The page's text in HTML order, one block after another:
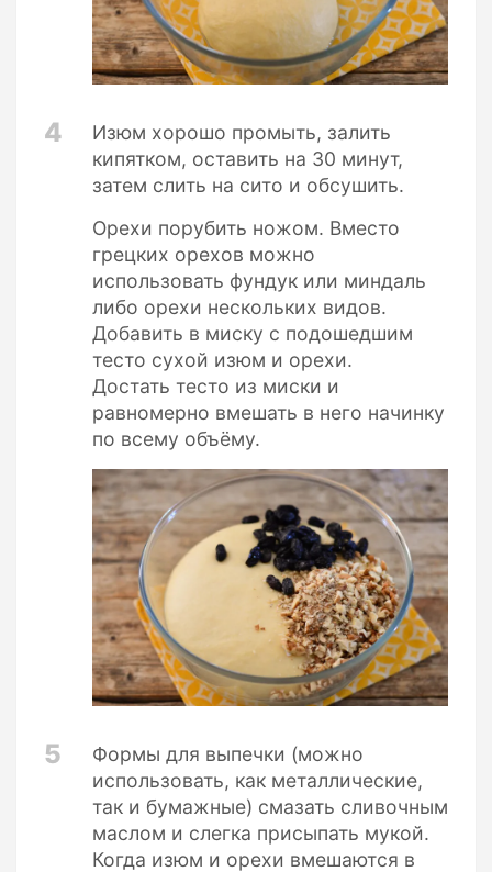
4
Изюм хорошо промыть, залить
кипятком, оставить на 30 минут,
затем слить на сито и обсушить.
Орехи порубить ножом. Вместо
грецких орехов можно
использовать фундук или миндаль
либо орехи нескольких видов.
Добавить в миску с подошедшим
тесто сухой изюм и орехи.
Достать тесто из миски и
равномерно вмешать в него начинку
по всему объёму.
5
Формы для выпечки (можно
использовать, как металлические,
так и бумажные) смазать сливочным
маслом и слегка присыпать мукой.
Когда изюм и орехи вмешаются в